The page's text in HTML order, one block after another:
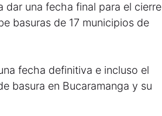
dar una fecha final para el cierre
basuras de 17 municipios de
fecha definitiva e incluso el
basura en Bucaramanga y su